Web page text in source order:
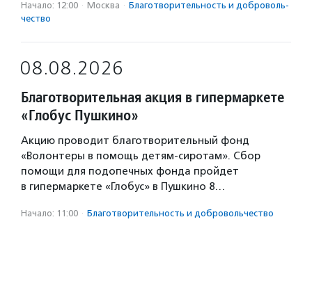
Начало: 12:00 · Москва · Благотвори­тель­ность и доброволь­
чест­во
08.08.2026
Благотворительная акция в гипермаркете
«Глобус Пушкино»
Акцию проводит благотворительный фонд
«Волонтеры в помощь детям-сиротам». Сбор
помощи для подопечных фонда пройдет
в гипермаркете «Глобус» в Пушкино 8…
Начало: 11:00 · Благотвори­тель­ность и доброволь­чест­во